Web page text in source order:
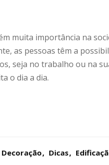
muita importância na
as pessoas têm a
seja no trabalho ou na
o dia a dia.
Decoração Dicas